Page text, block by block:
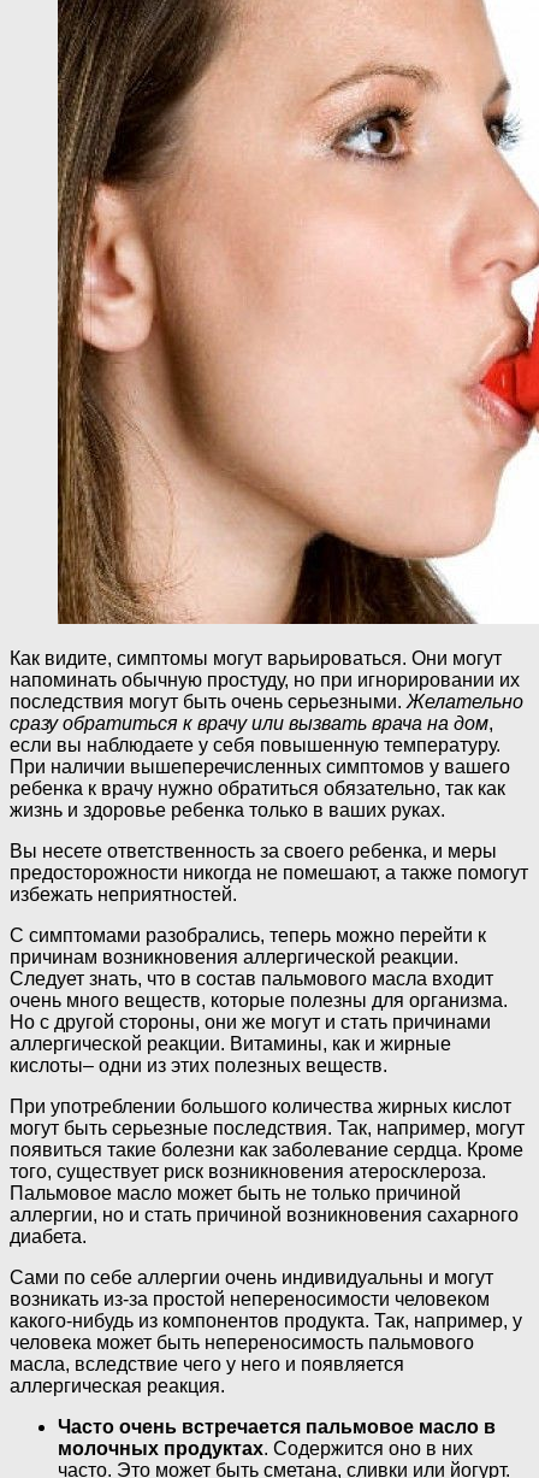
Как видите, симптомы могут варьироваться. Они могут
напоминать обычную простуду, но при игнорировании их
последствия могут быть очень серьезными. Желательно
сразу обратиться к врачу или вызвать врача на дом,
если вы наблюдаете у себя повышенную температуру.
При наличии вышеперечисленных симптомов у вашего
ребенка к врачу нужно обратиться обязательно, так как
жизнь и здоровье ребенка только в ваших руках.
Вы несете ответственность за своего ребенка, и меры
предосторожности никогда не помешают, а также помогут
избежать неприятностей.
С симптомами разобрались, теперь можно перейти к
причинам возникновения аллергической реакции.
Следует знать, что в состав пальмового масла входит
очень много веществ, которые полезны для организма.
Но с другой стороны, они же могут и стать причинами
аллергической реакции. Витамины, как и жирные
кислоты– одни из этих полезных веществ.
При употреблении большого количества жирных кислот
могут быть серьезные последствия. Так, например, могут
появиться такие болезни как заболевание сердца. Кроме
того, существует риск возникновения атеросклероза.
Пальмовое масло может быть не только причиной
аллергии, но и стать причиной возникновения сахарного
диабета.
Сами по себе аллергии очень индивидуальны и могут
возникать из-за простой непереносимости человеком
какого-нибудь из компонентов продукта. Так, например, у
человека может быть непереносимость пальмового
масла, вследствие чего у него и появляется
аллергическая реакция.
Часто очень встречается пальмовое масло в
молочных продуктах. Содержится оно в них
часто. Это может быть сметана, сливки или йогурт.